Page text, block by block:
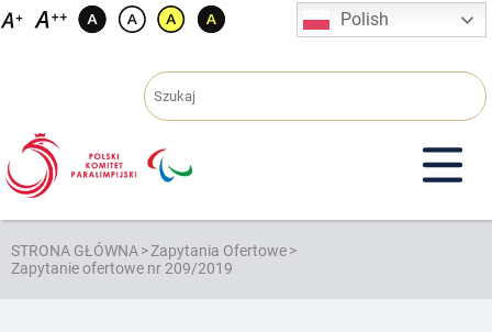
Przejdź
Polish
STRONA GŁÓWNA>Zapytania Ofertowe>
Zapytanie ofertowe nr 209/2019